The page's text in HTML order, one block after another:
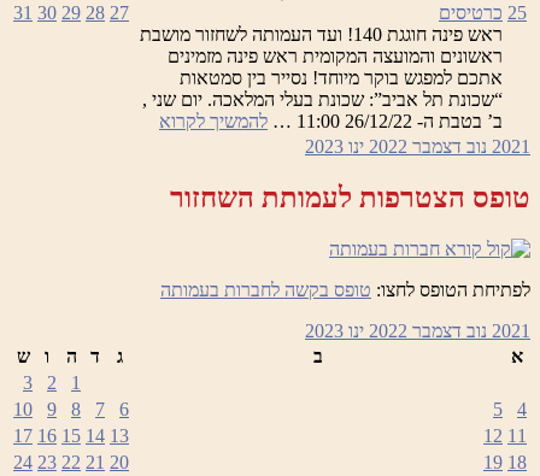
25 כרטיסים
ראש פינה חוגגת 140! ועד העמותה לשחזור מושבת
ראשונים והמועצה המקומית ראש פינה מזמינים
אתכם למפגש בוקר מיוחד! נסייר בין סמטאות
“שכונת תל אביב”: שכונת בעלי המלאכה. יום שני ,
ב’ בטבת ה- 26/12/22 11:00 …
להמשיך לקרוא
27
28
29
30
31
2021 נוב דצמבר 2022 ינו 2023
טופס הצטרפות לעמותת השחזור
לפתיחת הטופס לחצו: טופס בקשה לחברות בעמותה
2021 נוב דצמבר 2022 ינו 2023
א
ב ג ד ה ו
ש
1
2
3
4
5
6
7
8
9
10
11
12
13
14
15
16
17
18
19
20
21
22
23
24